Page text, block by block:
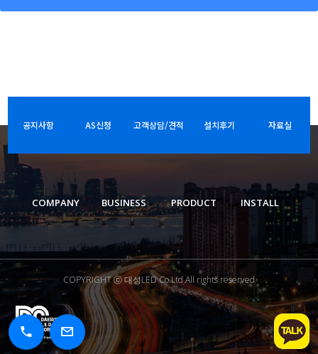
공지사항 AS신청 고객상담/견적 설치후기 자료실
COMPANY BUSINESS PRODUCT INSTALL
COPYRIGHT ⓒ 대성LED Co.Ltd.All rights reserved